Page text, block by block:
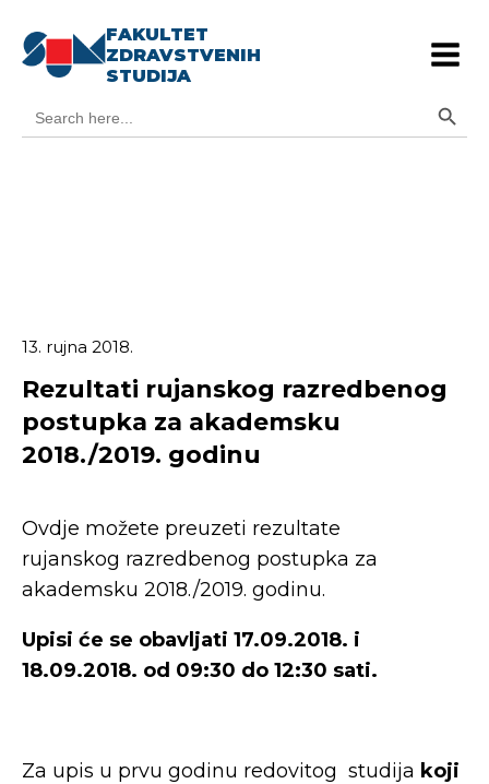
FAKULTET
ZDRAVSTVENIH
STUDIJA
for:
13. rujna 2018.
Rezultati rujanskog razredbenog
postupka za akademsku
2018./2019. godinu
Ovdje možete preuzeti rezultate
rujanskog razredbenog postupka za
akademsku 2018./2019. godinu.
Upisi će se obavljati 17.09.2018. i
18.09.2018. od 09:30 do 12:30 sati.
Za upis u prvu godinu redovitog studija koji